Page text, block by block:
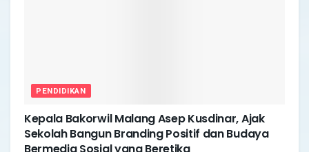
PENDIDIKAN
Kepala Bakorwil Malang Asep Kusdinar, Ajak
Sekolah Bangun Branding Positif dan Budaya